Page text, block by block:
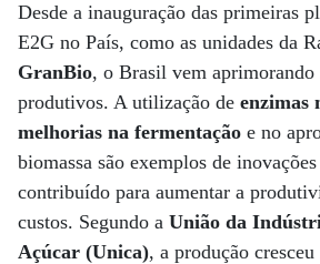
Desde a inauguração das primeiras
E2G no País, como as unidades da
GranBio, o Brasil vem aprimorando
produtivos. A utilização de enzimas
melhorias na fermentação e no
biomassa são exemplos de
contribuído para aumentar a
custos. Segundo a União da
Açúcar (Unica), a produção